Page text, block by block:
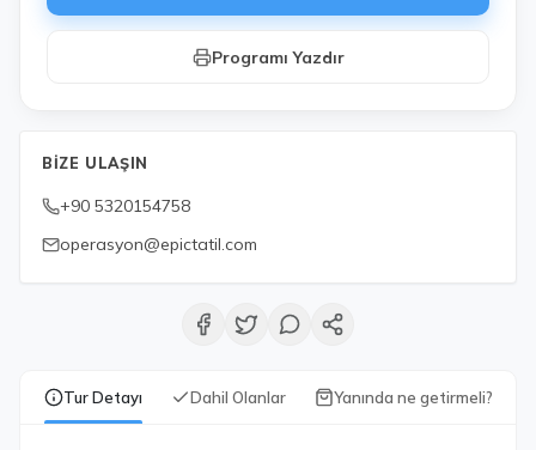
Tur Detayı Dahil Olanlar Yanında ne getirmeli?
Programı Yazdır
BIZE ULAŞIN
+90 5320154758
operasyon@epictatil.com